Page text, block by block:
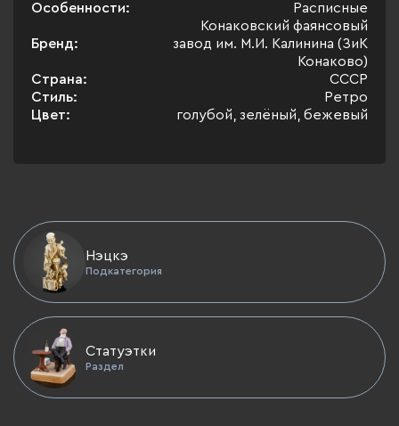
Особенности:
Расписные
Бренд:
Конаковский фаянсовый
завод им. М.И. Калинина (ЗиК
Конаково)
Страна:
СССР
Стиль:
Ретро
Цвет:
голубой, зелёный, бежевый
Нэцкэ
Подкатегория
Статуэтки
Раздел